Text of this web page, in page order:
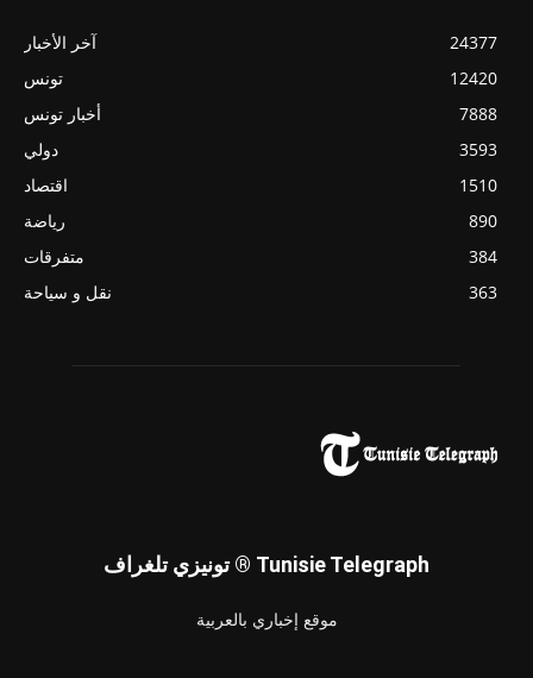
آخر الأخبار
24377
تونس
12420
أخبار تونس
7888
دولي
3593
اقتصاد
1510
رياضة
890
متفرقات
384
نقل و سياحة
363
تونيزي تلغراف ® Tunisie Telegraph
موقع إخباري بالعربية